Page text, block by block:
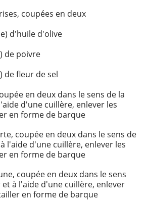
coupées en deux
d'huile d'olive
de poivre
de fleur de sel
en deux dans le sens de la
d'une cuillère, enlever les
en forme de barque
coupée en deux dans le sens de
l'aide d'une cuillère, enlever les
en forme de barque
coupée en deux dans le sens
à l'aide d'une cuillère, enlever
en forme de barque